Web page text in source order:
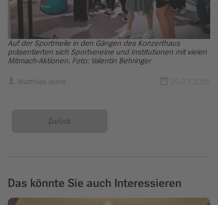
Auf der Sportmeile in den Gängen des Konzerthaus
präsentierten sich Sportvereine und Institutionen mit vielen
Mitmach-Aktionen. Foto: Valentin Behringer
Matthias Joers
Zurück
Das könnte Sie auch Interessieren